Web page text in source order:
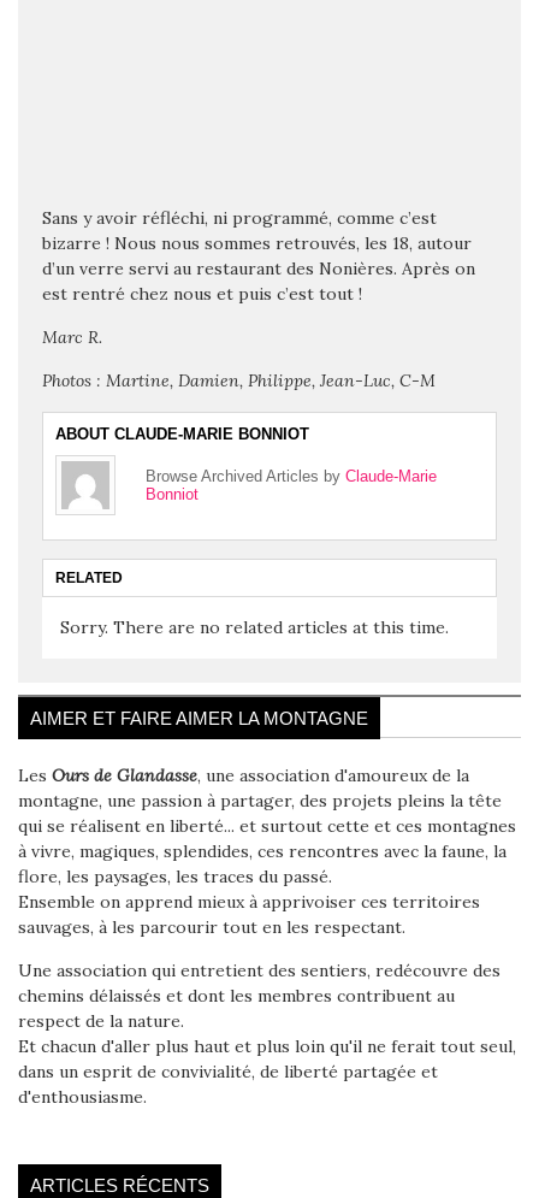
Sans y avoir réfléchi, ni programmé, comme c’est
bizarre ! Nous nous sommes retrouvés, les 18, autour
d’un verre servi au restaurant des Nonières. Après on
est rentré chez nous et puis c’est tout !
Marc R.
Photos : Martine, Damien, Philippe, Jean-Luc, C-M
ABOUT CLAUDE-MARIE BONNIOT
Browse Archived Articles by Claude-Marie
Bonniot
RELATED
Sorry. There are no related articles at this time.
AIMER ET FAIRE AIMER LA MONTAGNE
Les Ours de Glandasse, une association d'amoureux de la
montagne, une passion à partager, des projets pleins la tête
qui se réalisent en liberté... et surtout cette et ces montagnes
à vivre, magiques, splendides, ces rencontres avec la faune, la
flore, les paysages, les traces du passé.
Ensemble on apprend mieux à apprivoiser ces territoires
sauvages, à les parcourir tout en les respectant.
Une association qui entretient des sentiers, redécouvre des
chemins délaissés et dont les membres contribuent au
respect de la nature.
Et chacun d'aller plus haut et plus loin qu'il ne ferait tout seul,
dans un esprit de convivialité, de liberté partagée et
d'enthousiasme.
ARTICLES RÉCENTS